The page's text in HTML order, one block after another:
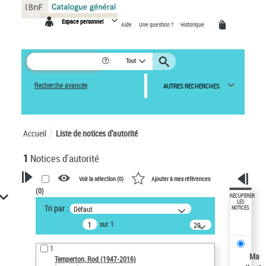
Espace personnel Aide Une question ? Historique
Tout
Recherche avancée AUTRES RECHERCHES
Accueil Liste de notices d’autorité
1 Notices d'autorité
VOTRE RECHERCHE
Recherche avancée dans les
notices d’autorité
Œuvres liées à l'auteur :
Temperton, Rod (1947-2016)
Voir la sélection (0) Ajouter à mes références
(0)
Tri par : Défaut
sur 1
20
résultats/page
1
Temperton, Rod (1947-2016)
RÉCUPÉRER
LES
NOTICES
Ma
Panneau de gestion des cookies